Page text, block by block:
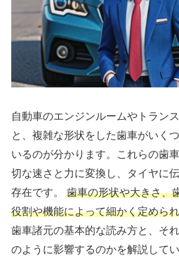
自動車のエンジンルームやトラン
と、複雑な形状をした歯車がいく
いるのが分かります。これらの歯
切な速さと力に変換し、タイヤに
存在です。 歯車の形状や大きさ、
役割や機能によって細かく定めら
歯車諸元の基本的な読み方と、そ
のように影響するのかを解説してい